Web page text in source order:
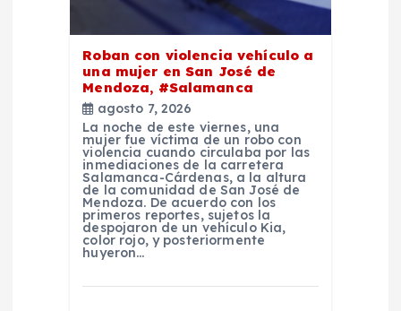
Roban con violencia vehículo a
una mujer en San José de
Mendoza, #Salamanca
agosto 7, 2026
La noche de este viernes, una
mujer fue víctima de un robo con
violencia cuando circulaba por las
inmediaciones de la carretera
Salamanca-Cárdenas, a la altura
de la comunidad de San José de
Mendoza. De acuerdo con los
primeros reportes, sujetos la
despojaron de un vehículo Kia,
color rojo, y posteriormente
huyeron…